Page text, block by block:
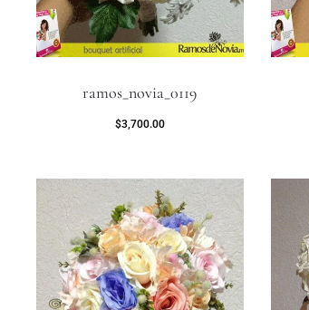
ramos_novia_0119
$3,700.00